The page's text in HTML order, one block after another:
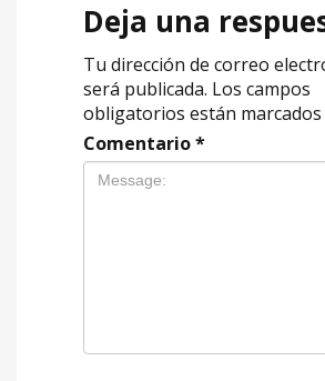
Deja una
Tu dirección de correo
será publicada. Los campos
obligatorios están marcados
Comentario*